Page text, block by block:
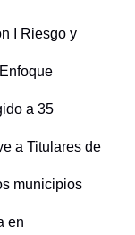
I Riesgo y
a 35
a Titulares de
municipios
en